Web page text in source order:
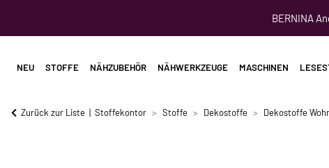
BERNINA
NEU STOFFE NÄHZUBEHÖR NÄHWERKZEUGE MASCHINEN
Zurück zur Liste Stoffekontor Stoffe Dekostoffe Dekostoffe